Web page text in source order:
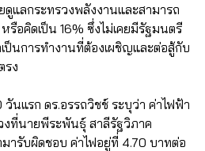
แลกระทรวงพลังงานและสามารถ
รือคิดเป็น 16% ซึ่งไม่เคยมีรัฐมนตรี
ป็นการทำงานที่ต้องเผชิญและต่อสู้กับ
รง
นแรก ดร.อรรถวิชช์ ระบุว่า ค่าไฟฟ้า
งที่นายพีระพันธุ์ สาลีรัฐวิภาค
ารับผิดชอบ ค่าไฟอยู่ที่ 4.70 บาทต่อ